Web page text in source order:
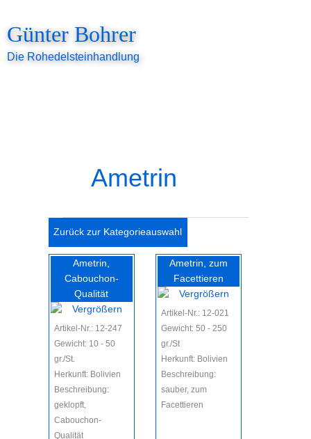
springen
Günter Bohrer
Die Rohedelsteinhandlung
Ametrin
Zurück zur Kategorieauswahl
Ametrin,
Cabouchon-
Qualität
Artikel-Nr.: 12-247
Gewicht: 10 - 50
gr./St.
Herkunft: Bolivien
Beschreibung:
geklopft,
Cabouchon-
Qualität
Ametrin, zum
Facettieren
Artikel-Nr.: 12-021
Gewicht: 50 - 250
gr./St
Herkunft: Bolivien
Beschreibung:
sauber, zum
Facettieren